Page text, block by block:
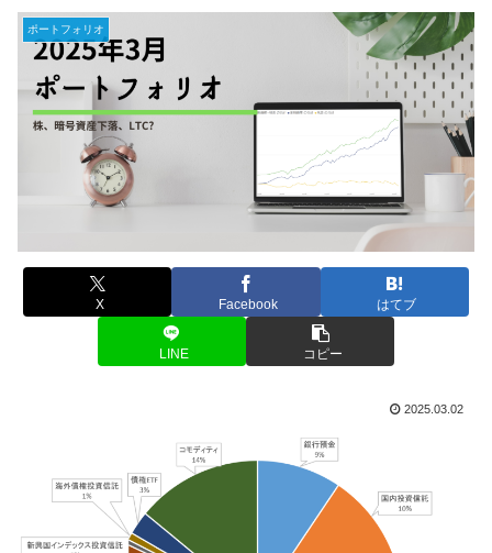
ポートフォリオ
X Facebook はてブ
LINE コピー
2025.03.02